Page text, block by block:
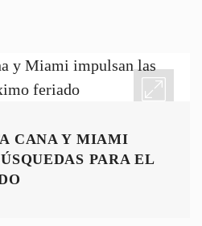
CANA Y MIAMI
PARA EL